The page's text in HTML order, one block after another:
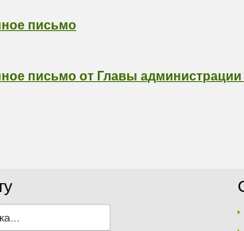
письмо
письмо от Главы